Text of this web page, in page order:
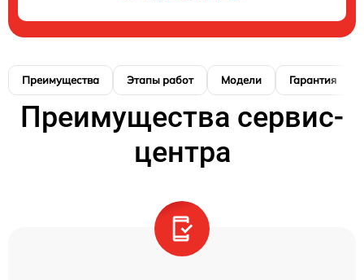
Преимущества Этапы работ Модели Гарантия
Преимущества сервис-
центра